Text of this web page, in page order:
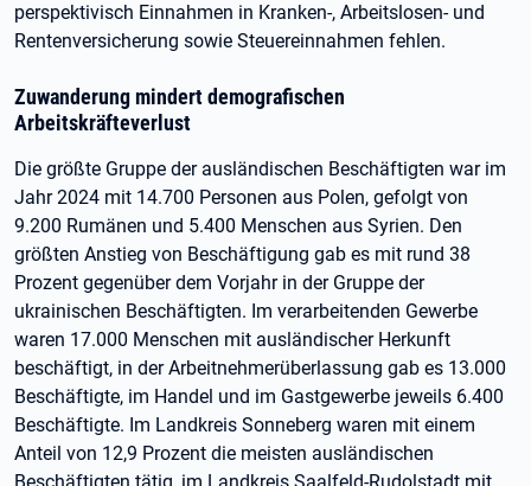
perspektivisch Einnahmen in Kranken-, Arbeitslosen- und
Rentenversicherung sowie Steuereinnahmen fehlen.
Zuwanderung mindert demografischen
Arbeitskräfteverlust
Die größte Gruppe der ausländischen Beschäftigten war im
Jahr 2024 mit 14.700 Personen aus Polen, gefolgt von
9.200 Rumänen und 5.400 Menschen aus Syrien. Den
größten Anstieg von Beschäftigung gab es mit rund 38
Prozent gegenüber dem Vorjahr in der Gruppe der
ukrainischen Beschäftigten. Im verarbeitenden Gewerbe
waren 17.000 Menschen mit ausländischer Herkunft
beschäftigt, in der Arbeitnehmerüberlassung gab es 13.000
Beschäftigte, im Handel und im Gastgewerbe jeweils 6.400
Beschäftigte. Im Landkreis Sonneberg waren mit einem
Anteil von 12,9 Prozent die meisten ausländischen